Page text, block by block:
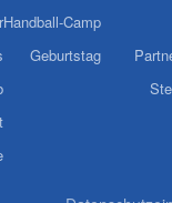
Handball-Camp
Geburtstag